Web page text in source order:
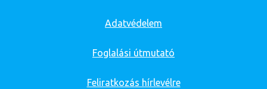
Adatvédelem
Foglalási útmutató
Feliratkozás hírlevélre